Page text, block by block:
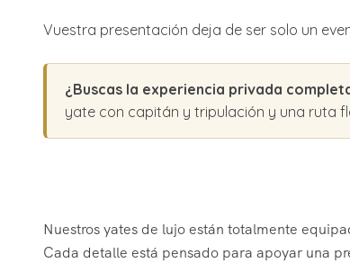
Vuestra presentación deja de ser solo un
¿Buscas la experiencia privada
yate con capitán y tripulación y una ruta
Nuestros yates de lujo están totalmente
Cada detalle está pensado para apoyar una